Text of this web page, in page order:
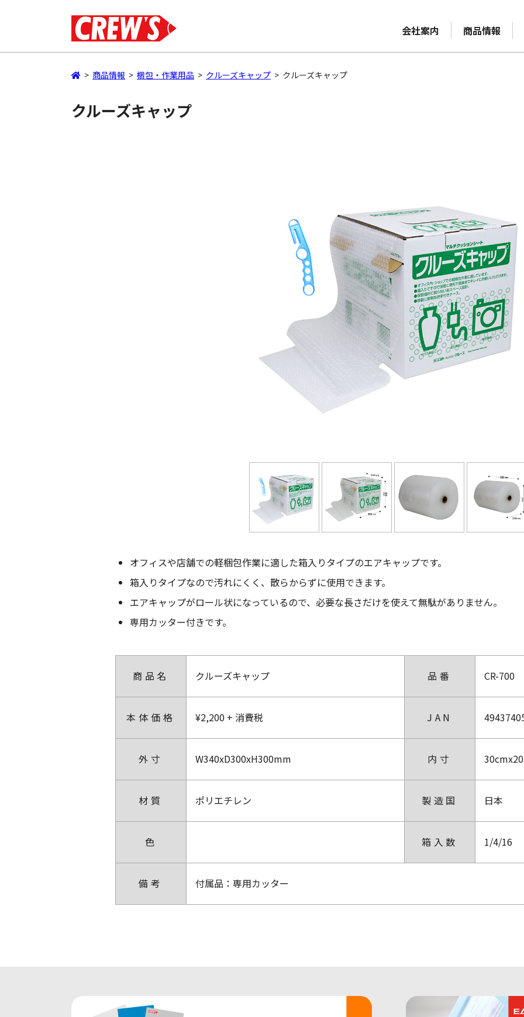
会社案内 商品情報
> 商品情報 > 梱包・作業用品 > クルーズキャップ > クルーズキャップ
クルーズキャップ
オフィスや店舗での軽梱包作業に適した箱入りタイプのエアキャップです。
箱入りタイプなので汚れにくく、散らからずに使用できます。
エアキャップがロール状になっているので、必要な長さだけを使えて無駄がありません。
専用カッター付きです。
商品名 クルーズキャップ 品番 CR-700
本体価格 ¥2,200 + 消費税 JAN
外寸 W340xD300xH300mm 内寸
材質 ポリエチレン 製造国 日本
色 箱入数 1/4/16
備考 付属品：専用カッター